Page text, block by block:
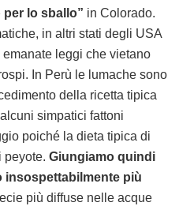
lo sballo” in Colorado.
in altri stati degli USA
leggi che vietano
In Perù le lumache sono
della ricetta tipica
simpatici fattoni
poiché la dieta tipica di
peyote. Giungiamo quindi
insospettabilmente più
più diffuse nelle acque